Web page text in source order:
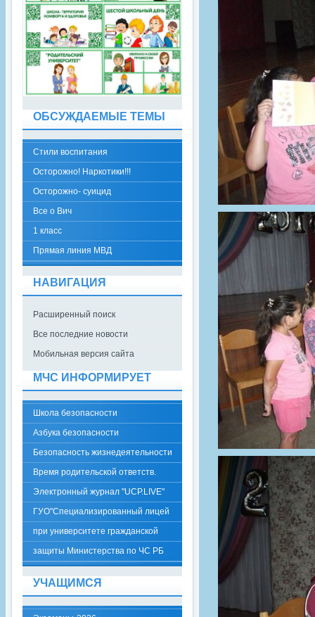
ОБСУЖДАЕМЫЕ ТЕМЫ
Стили воспитания
Осторожно! Наркотики!!!
Осторожно- суицид
Все о Вич
1 класс
Прямая линия МВД
НАВИГАЦИЯ
Расширенный поиск
Все последние новости
Мобильная версия сайта
МЧС ИНФОРМИРУЕТ
Школа безопасности
Азбука безопасности
Безопасность жизнедеятельности
Время родительской ответств.
Электронный журнал "UCP.LIVE"
ГУО"Специализированный лицей
при университете гражданской
защиты Министерства по ЧС РБ
УЧАЩИМСЯ